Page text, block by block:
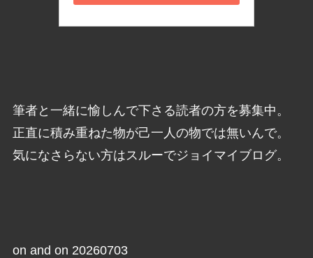
筆者と一緒に愉しんで下さる読者の方を募集中。
正直に積み重ねた物が己一人の物では無いんで。
気になさらない方はスルーでジョイマイブログ。
on and on 20260703